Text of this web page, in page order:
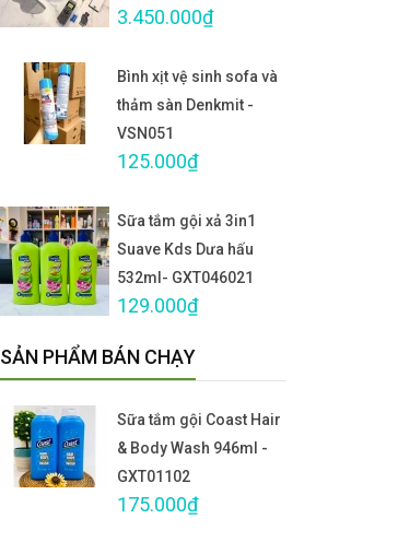
3.450.000₫
Bình xịt vệ sinh sofa và
thảm sàn Denkmit -
VSN051
125.000₫
Sữa tắm gội xả 3in1
Suave Kds Dưa hấu
532ml- GXT046021
129.000₫
SẢN PHẨM BÁN CHẠY
Sữa tắm gội Coast Hair
& Body Wash 946ml -
GXT01102
175.000₫